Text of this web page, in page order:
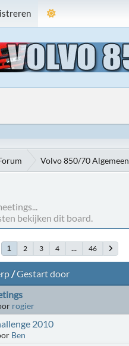
Volvo 850/70 Algemeen
bekijken dit board.
1 2 3 4 ... 46
/Gestart door
rogier
2010
Ben